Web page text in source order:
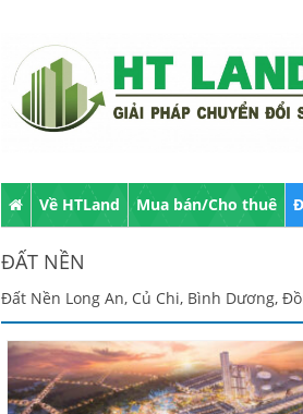
Về HTLand Mua bán/Cho thuê
ĐẤT NỀN
Đất Nền Long An, Củ Chi, Bình Dương,